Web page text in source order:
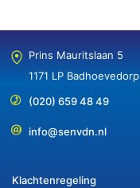
Prins Mauritslaan 5
1171 LP Badhoevedorp
(020) 659 48 49
info@senvdn.nl
Klachtenregeling